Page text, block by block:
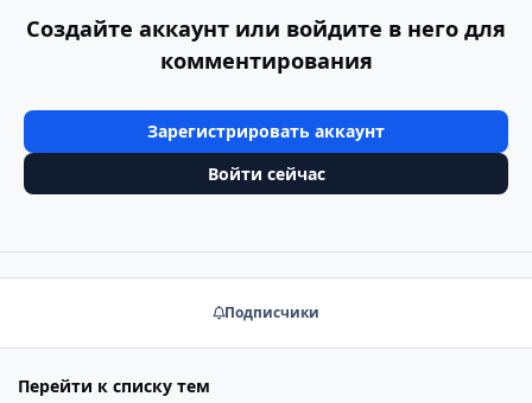
Создайте аккаунт или войдите в него для
комментирования
Зарегистрировать аккаунт
Войти сейчас
Подписчики
Перейти к списку тем